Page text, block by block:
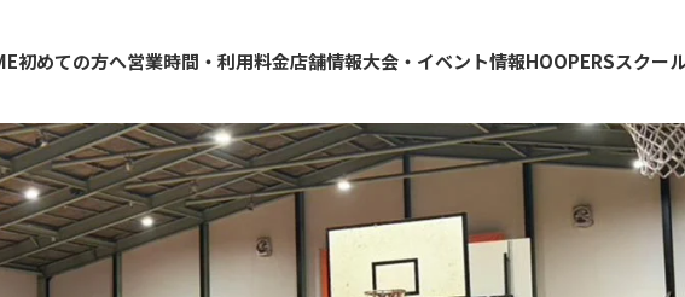
初めての方へ営業時間・利用料金店舗情報
堺店
大会・イベント情報
ルール・レベル
よくある質問
大会規約
HOOPERSスクー
・東大阪・堺のバスケコートレンタル｜HOOP7